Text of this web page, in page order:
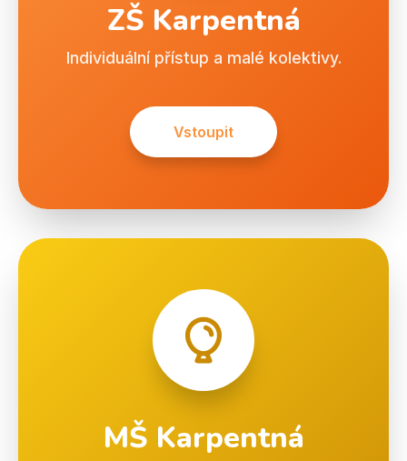
ZŠ Karpentná
Individuální přístup a malé kolektivy.
Vstoupit
MŠ Karpentná